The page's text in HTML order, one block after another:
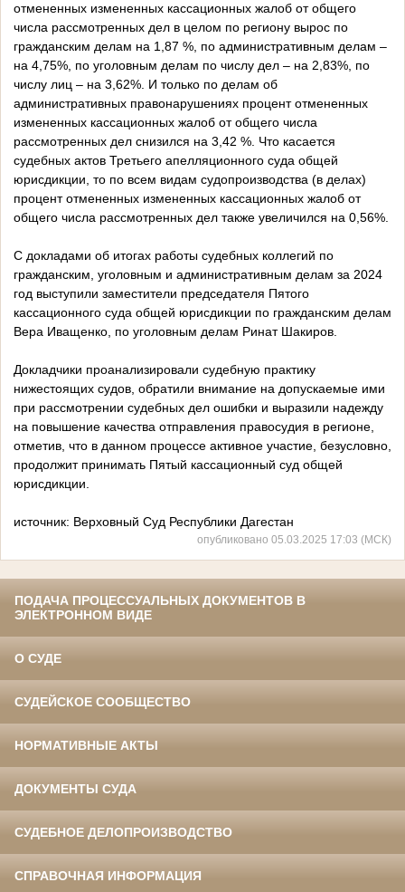
отмененных измененных кассационных жалоб от общего
числа рассмотренных дел в целом по региону вырос по
гражданским делам на 1,87 %, по административным делам –
на 4,75%, по уголовным делам по числу дел – на 2,83%, по
числу лиц – на 3,62%. И только по делам об
административных правонарушениях процент отмененных
измененных кассационных жалоб от общего числа
рассмотренных дел снизился на 3,42 %. Что касается
судебных актов Третьего апелляционного суда общей
юрисдикции, то по всем видам судопроизводства (в делах)
процент отмененных измененных кассационных жалоб от
общего числа рассмотренных дел также увеличился на 0,56%.
С докладами об итогах работы судебных коллегий по
гражданским, уголовным и административным делам за 2024
год выступили заместители председателя Пятого
кассационного суда общей юрисдикции по гражданским делам
Вера Иващенко, по уголовным делам Ринат Шакиров.
Докладчики проанализировали судебную практику
нижестоящих судов, обратили внимание на допускаемые ими
при рассмотрении судебных дел ошибки и выразили надежду
на повышение качества отправления правосудия в регионе,
отметив, что в данном процессе активное участие, безусловно,
продолжит принимать Пятый кассационный суд общей
юрисдикции.
источник: Верховный Суд Республики Дагестан
опубликовано 05.03.2025 17:03 (МСК)
ПОДАЧА ПРОЦЕССУАЛЬНЫХ ДОКУМЕНТОВ В
ЭЛЕКТРОННОМ ВИДЕ
О СУДЕ
СУДЕЙСКОЕ СООБЩЕСТВО
НОРМАТИВНЫЕ АКТЫ
ДОКУМЕНТЫ СУДА
СУДЕБНОЕ ДЕЛОПРОИЗВОДСТВО
СПРАВОЧНАЯ ИНФОРМАЦИЯ